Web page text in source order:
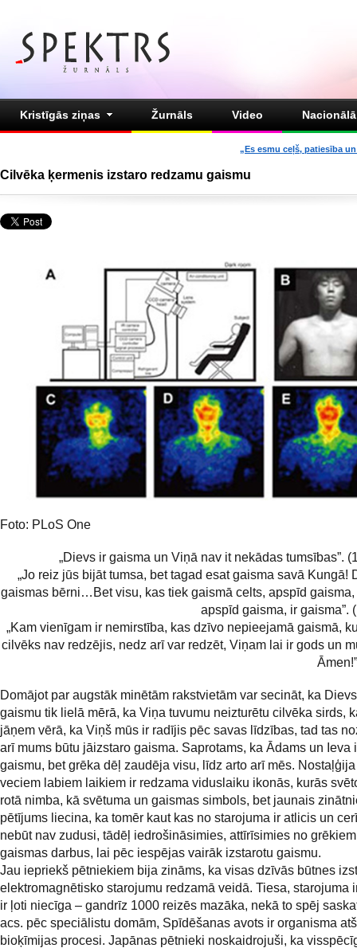
Kristīgās ziņas Žurnāls Video
„Es esmu ceļš, patiesība
Cilvēka ķermenis izstaro redzamu gaismu
Foto: PLoS One
„Dievs ir gaisma un Viņā nav it nekādas tumsības”.
„Jo reiz jūs bijāt tumsa, bet tagad esat gaisma savā Kungā!
gaismas bērni…Bet visu, kas tiek gaismā celts, apspīd gaisma,
apspīd gaisma, ir gaisma”.
„Kam vienīgam ir nemirstība, kas dzīvo nepieejamā gaismā,
cilvēks nav redzējis, nedz arī var redzēt, Viņam lai ir gods un
Domājot par augstāk minētām rakstvietām var secināt, ka
gaismu tik lielā mērā, ka Viņa tuvumu neizturētu cilvēka sirds,
jāņem vērā, ka Viņš mūs ir radījis pēc savas līdzības, tad tas
arī mums būtu jāizstaro gaisma. Saprotams, ka Ādams un Ieva
gaismu, bet grēka dēļ zaudēja visu, līdz arto arī mēs.
veciem labiem laikiem ir redzama viduslaiku ikonās, kurās
rotā nimba, kā svētuma un gaismas simbols, bet jaunais
pētījums liecina, ka tomēr kaut kas no starojuma ir atlicis un
nebūt nav zudusi, tādēļ iedrošināsimies, attīrīsimies no
gaismas darbus, lai pēc iespējas vairāk izstarotu gaismu.
Jau iepriekš pētniekiem bija zināms, ka visas dzīvās būtnes
elektromagnētisko starojumu redzamā veidā. Tiesa, starojuma
ir ļoti niecīga – gandrīz 1000 reizēs mazāka, nekā to spēj
acs. pēc speciālistu domām, Spīdēšanas avots ir organisma
bioķīmijas procesi. Japānas pētnieki noskaidrojuši, ka